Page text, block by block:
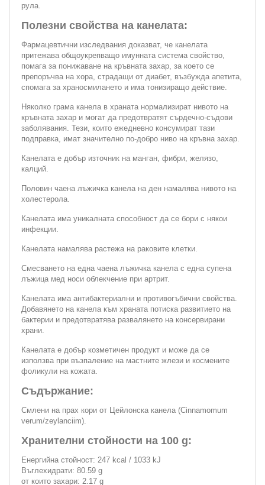
рула.
Полезни свойства на канелата:
Фармацевтични изследвания доказват, че канелата
притежава общоукрепващо имунната система свойство,
помага за понижаване на кръвната захар, за което се
препоръчва на хора, страдащи от диабет, възбужда апетита,
спомага за храносмилането и има тонизиращо действие.
Няколко грама канела в храната нормализират нивото на
кръвната захар и могат да предотвратят сърдечно-съдови
заболявания. Тези, които ежедневно консумират тази
подправка, имат значително по-добро ниво на кръвна захар.
Канелата е добър източник на манган, фибри, желязо,
калций.
Половин чаена лъжичка канела на ден намалява нивото на
холестерола.
Канелата има уникалната способност да се бори с някои
инфекции.
Канелата намалява растежа на раковите клетки.
Смесването на една чаена лъжичка канела с една супена
лъжица мед носи облекчение при артрит.
Канелата има антибактериални и противогъбични свойства.
Добавянето на канела към храната потиска развитието на
бактерии и предотвратява развалянето на консервирани
храни.
Канелата е добър козметичен продукт и може да се
използва при възпаление на мастните жлези и космените
фоликули на кожата.
Съдържание:
Смлени на прах кори от Цейлонска канела (Cinnamomum
verum/zeylanciim).
Хранителни стойности на 100 g:
Енергийна стойност: 247 kcal / 1033 kJ
Въглехидрати: 80.59 g
от които захари: 2.17 g